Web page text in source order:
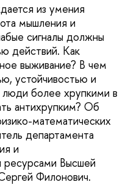
из умения
мышления и
сигналы должны
действий. Как
выживание? В чем
устойчивостью и
более хрупкими в
антихрупким? Об
математических
департамента
и
ресурсами Высшей
Филонович.